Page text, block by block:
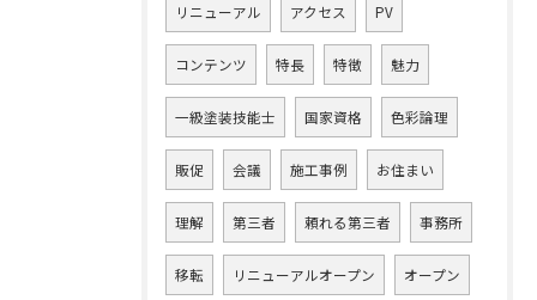
リニューアル アクセス PV
コンテンツ 特長 特徴 魅力
一級塗装技能士 国家資格 色彩論理
販促 会議 施工事例 お住まい
理解 第三者 頼れる第三者 事務所
移転 リニューアルオープン オープン